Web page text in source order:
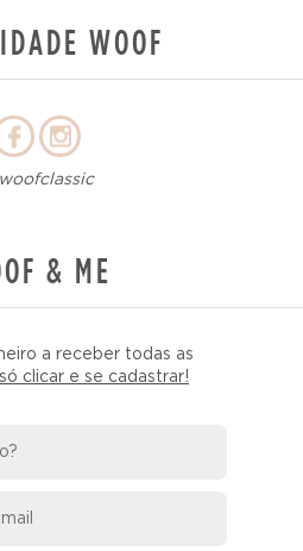
WOOF
& ME
a receber todas as
clicar e se cadastrar!